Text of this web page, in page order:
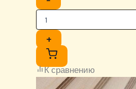
+
К сравнению